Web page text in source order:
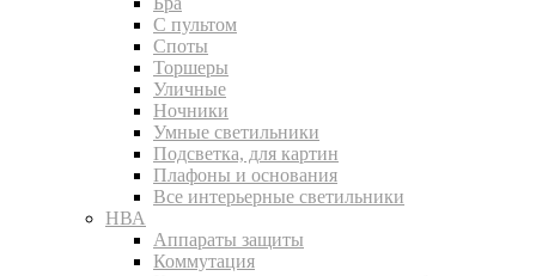
С пультом
Споты
Торшеры
Уличные
Ночники
Умные светильники
Подсветка, для картин
Плафоны и основания
Все интерьерные светильники
НВА
Аппараты защиты
Коммутация